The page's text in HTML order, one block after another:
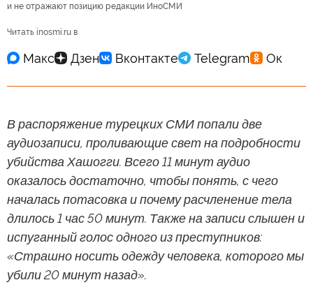
и не отражают позицию редакции ИноСМИ
Читать inosmi.ru в
В распоряжение турецких СМИ попали две
аудиозаписи, проливающие свет на подробности
убийства Хашогги. Всего 11 минут аудио
оказалось достаточно, чтобы понять, с чего
началась потасовка и почему расчленение тела
длилось 1 час 50 минут. Также на записи слышен и
испуганный голос одного из преступников:
«Страшно носить одежду человека, которого мы
убили 20 минут назад».